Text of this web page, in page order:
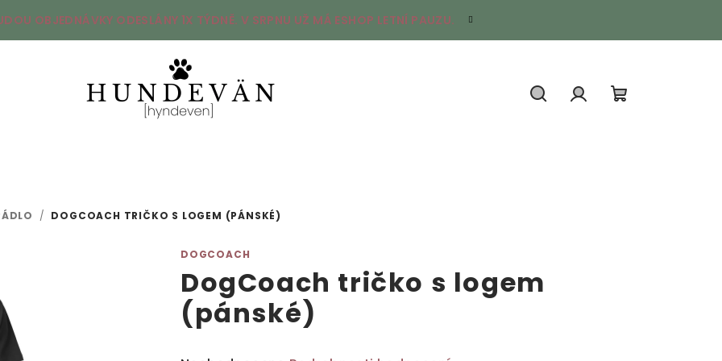
OBJEDNÁVKY ODESLÁNY 1X TÝDNĚ. V SRPNU UŽ MÁ ESHOP LETNÍ PAUZU.
/ DOGCOACH TRIČKO S LOGEM (PÁNSKÉ)
DOGCOACH
DogCoach tričko s logem
(pánské)